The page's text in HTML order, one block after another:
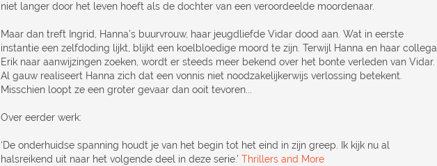
niet langer door het leven hoeft als de dochter van een veroordeelde moordenaar.
Maar dan treft Ingrid, Hanna’s buurvrouw, haar jeugdliefde Vidar dood aan. Wat in eerste
instantie een zelfdoding lijkt, blijkt een koelbloedige moord te zijn. Terwijl Hanna en haar collega
Erik naar aanwijzingen zoeken, wordt er steeds meer bekend over het bonte verleden van Vidar.
Al gauw realiseert Hanna zich dat een vonnis niet noodzakelijkerwijs verlossing betekent.
Misschien loopt ze een groter gevaar dan ooit tevoren...
Over eerder werk:
‘De onderhuidse spanning houdt je van het begin tot het eind in zijn greep. Ik kijk nu al
halsreikend uit naar het volgende deel in deze serie.’ Thrillers and More